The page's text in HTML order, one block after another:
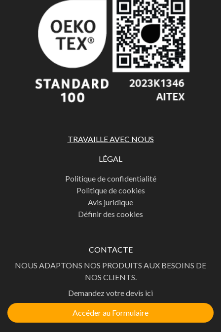
TRAVAILLE AVEC NOUS
LÉGAL
Politique de confidentialité
Politique de cookies
Avis juridique
Définir des cookies
CONTACTE
NOUS ADAPTONS NOS PRODUITS AUX BESOINS DE
NOS CLIENTS.
Demandez votre devis ici
Accéder au Formulaire